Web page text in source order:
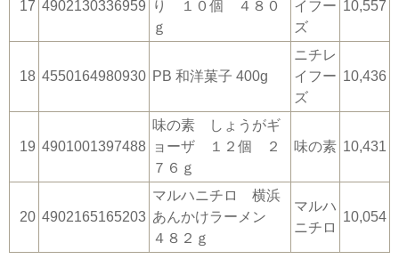
17 4902130336959
り １０個 ４８０
ｇ
イフー
ズ
10,557
18 4550164980930 PB 和洋菓子 400g
ニチレ
イフー
ズ
10,436
19 4901001397488
味の素 しょうがギ
ョーザ １２個 ２
７６ｇ
味の素 10,431
20 4902165165203
マルハニチロ 横浜
あんかけラーメン
４８２ｇ
マルハ
ニチロ
10,054